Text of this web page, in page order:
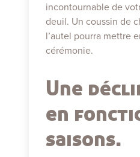
incontournable de
deuil. Un coussin de
l’autel pourra mettre
cérémonie.
Une
en
saisons.